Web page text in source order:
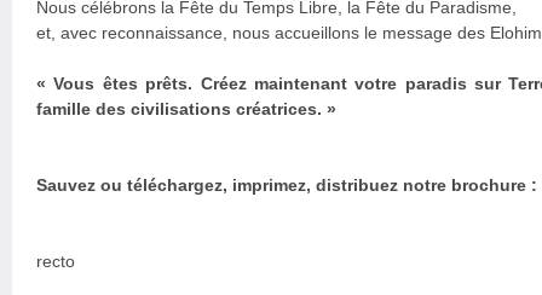
Nous célébrons la Fête du Temps Libre, la Fête du Paradisme,
et, avec reconnaissance, nous accueillons le message des
« Vous êtes prêts. Créez maintenant votre paradis sur
famille des civilisations créatrices. »
Sauvez ou téléchargez, imprimez, distribuez notre brochure :
recto